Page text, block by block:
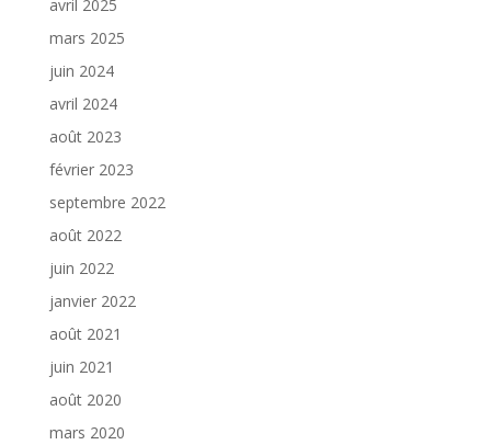
avril 2025
mars 2025
juin 2024
avril 2024
août 2023
février 2023
septembre 2022
août 2022
juin 2022
janvier 2022
août 2021
juin 2021
août 2020
mars 2020